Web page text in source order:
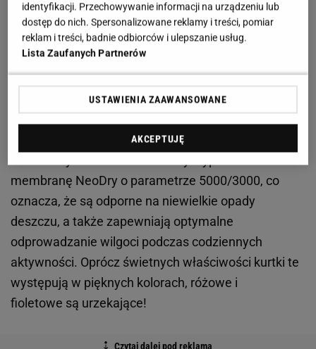
Jesienią ciężko obyć się bez porządnej kurtki
przeciwdeszczowej. Jaka powinna być idealna
producenta dotyczące posiadanej przez nią
membranę NeoDry o parametrze 5000/3000, co
oznacza, że są odporne na niewielkie opady
deszczu, a także zapewniają optymalne
odprowadzanie wilgoci podczas codziennych
aktywności. Oprócz świetnych właściwości kurtki te
występują w pięknych kolorach, różowe i
fioletowe są urzekające!
identyfikacji. Przechowywanie informacji na urządzeniu lub
dostęp do nich. Spersonalizowane reklamy i treści, pomiar
reklam i treści, badnie odbiorców i ulepszanie usług.
Lista Zaufanych Partnerów
USTAWIENIA ZAAWANSOWANE
AKCEPTUJĘ